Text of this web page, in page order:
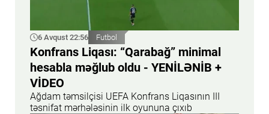
6 Avqust 22:56 Futbol
Konfrans Liqası: “Qarabağ” minimal
hesabla məğlub oldu - YENİLƏNİB +
VİDEO
Ağdam təmsilçisi UEFA Konfrans Liqasının III
təsnifat mərhələsinin ilk oyununa çıxıb